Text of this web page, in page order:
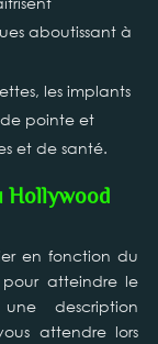
aboutissant à
les implants
pointe et
et de santé.
Hollywood
en fonction du
pour atteindre le
description
attendre lors